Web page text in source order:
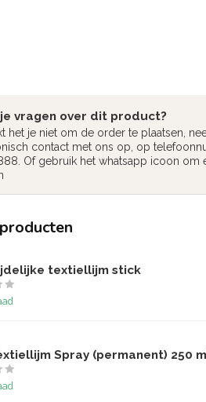
vragen over dit product?
het je niet om de order te plaatsen,
contact met ons op, op
Of gebruik het whatsapp icoon om
textiellijm stick
Spray (permanent) 250